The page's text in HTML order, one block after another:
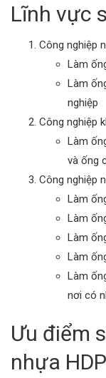
Lĩnh vực
Công nghiệp
Làm
Làm
nghiệp
Công nghiệp
Làm
và ống
Công nghiệp
Làm
Làm
Làm
Làm
Làm
nơi có
Ưu điểm
nhựa